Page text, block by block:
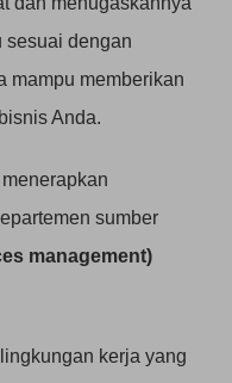
sesuai dengan
mampu memberikan
Anda.
sumber
management)
kerja yang